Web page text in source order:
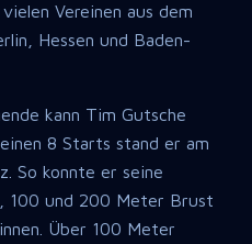
Vereinen aus dem
Hessen und Baden-
kann Tim Gutsche
8 Starts stand er am
So konnte er seine
100 und 200 Meter Brust
Über 100 Meter